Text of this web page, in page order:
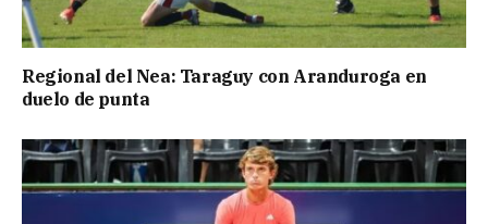
Regional del Nea: Taraguy con Aranduroga en
duelo de punta